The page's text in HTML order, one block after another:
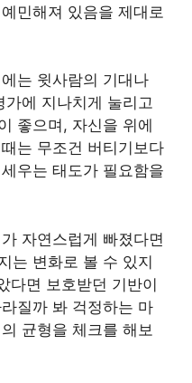
민해져 있음을 제대로
는 윗사람의 기대나
에 지나치게 눌리고
좋으며, 자신을 위에
는 무조건 버티기보다
우는 태도가 필요함을
자연스럽게 빠졌다면
는 변화로 볼 수 있지
다면 보호받던 기반이
질까 봐 걱정하는 마
균형을 체크를 해보